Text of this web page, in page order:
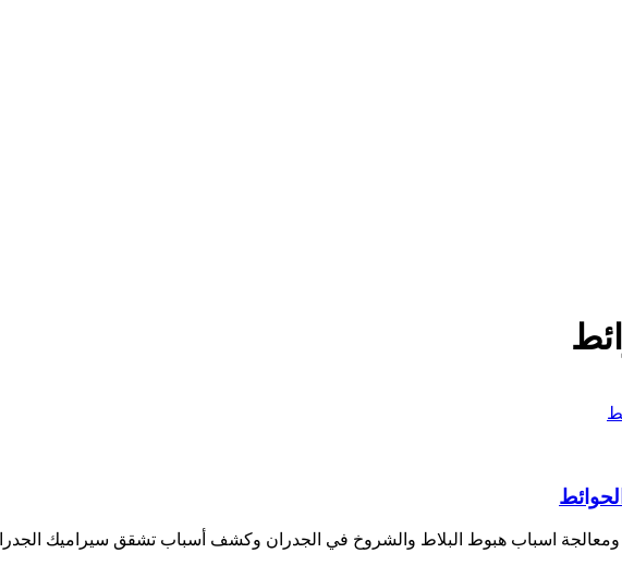
ومعالجة اسباب هبوط البلاط والشروخ في الجدران وكشف أسباب تشقق سيراميك